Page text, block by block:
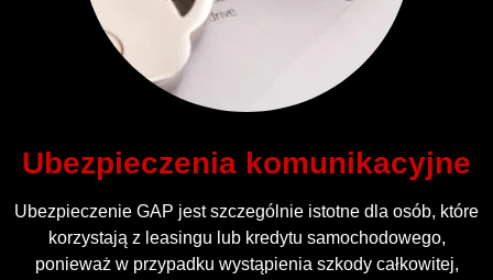
Ubezpieczenia komunikacyjne
Ubezpieczenie GAP jest szczególnie istotne dla osób, które
korzystają z leasingu lub kredytu samochodowego,
ponieważ w przypadku wystąpienia szkody całkowitej,